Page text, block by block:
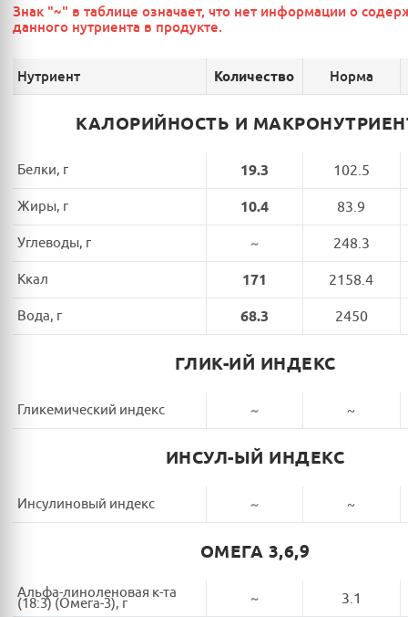
Знак "~" в таблице означает, что нет информации о
данного нутриента в продукте.
Нутриент Количество Норма
КАЛОРИЙНОСТЬ И
Белки, г 19.3 102.5
Жиры, г 10.4 83.9
Углеводы, г ~ 248.3
Ккал 171 2158.4
Вода, г 68.3 2450
ГЛИК-ИЙ ИНДЕКС
Гликемический индекс ~ ~
ИНСУЛ-ЫЙ ИНДЕКС
Инсулиновый индекс ~ ~
ОМЕГА 3,6,9
Альфа-линоленовая к-та
(18:3) (Омега-3), г ~ 3.1